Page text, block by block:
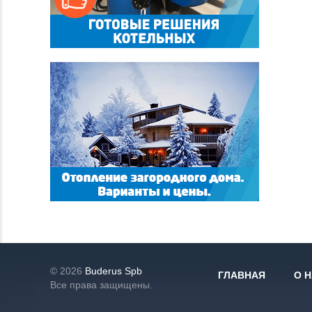
© 2026 Buderus Spb
Все права защищены.
ГЛАВНАЯ О